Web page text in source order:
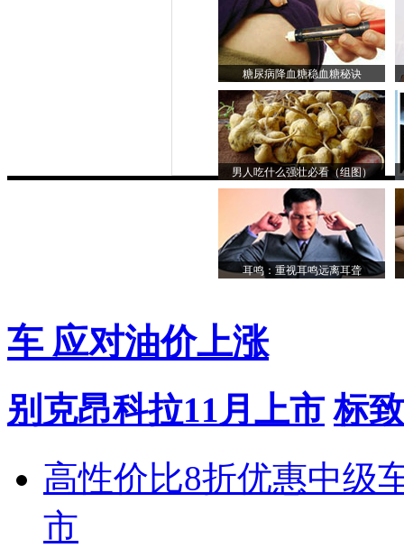
糖尿病降血糖稳血糖秘诀
男人吃什么强壮必看（组图）
耳鸣：重视耳鸣远离耳聋
车 应对油价上涨
别克昂科拉11月上市 标
高性价比8折优惠中级
市